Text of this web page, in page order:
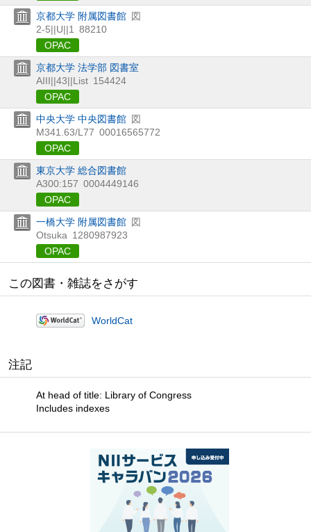
京都大学 附属図書館 図
2-5||U||1
88210
OPAC
京都大学 法学部 図書室
AIII||43||List 154424
OPAC
中央大学 中央図書館 図
M341.63/L77 00016565772
OPAC
東京大学 総合図書館
A300:157 0004449146
OPAC
一橋大学 附属図書館 図
Otsuka 1280987923
OPAC
この図書・雑誌をさがす
WorldCat
注記
At head of title: Library of Congress
Includes indexes